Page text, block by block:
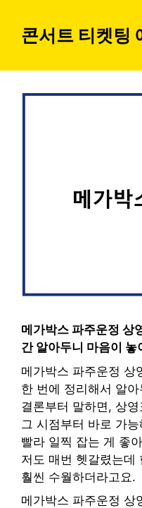
콘서트 티켓팅
메가박스 파주운정 상
간 알아두니 마음이 놓
메가박스 파주운정 상
한 번에 정리해서 알
결론부터 말하면, 상
그 시점부터 바로 가
빨라 일찍 잡는 게 좋
저도 매번 헷갈렸는데
훨씬 수월하더라고요.
메가박스 파주운정 상